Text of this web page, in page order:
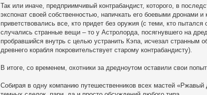
Так или иначе, предприимчивый контрабандист, которого, в
экспонат своей собственностью, напичкать его боевыми дронами
приветствовались все, кто придет без оружия (с теми, кто
случались странные вещи – то у Астролорда, посягнувшего на
пробравшийся внутрь с целью устранить Кэпа, исчезал
древнего корабля покровительствует старому контрабандисту).
В итоге, со временем, охотники за дредноутом оставили свои
Собирая в одну компанию путешественников всех мастей